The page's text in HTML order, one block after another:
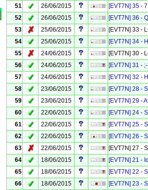
51
✓ 26/06/2015
[EVT7N] 35 -
52
✓ 26/06/2015
[EVT7N] 36 -
53
✗ 25/06/2015
[EVT7N] 33 -
54
✓ 25/06/2015
[EVT7N] 34 -
55
✗ 24/06/2015
[EVT7N] 30 -
56
✓ 24/06/2015
[EVT7N] 31 -
57
✓ 24/06/2015
[EVT7N] 32 -
58
✓ 23/06/2015
[EVT7N] 28 -
59
✓ 23/06/2015
[EVT7N] 29 -
60
✓ 22/06/2015
[EVT7N] 24 -
61
✓ 22/06/2015
[EVT7N] 25 -
62
✓ 22/06/2015
[EVT7N] 26 -
63
✗ 22/06/2015
[EVT7N] 27 -
64
✓ 18/06/2015
[EVT7N] 21 -
65
✓ 18/06/2015
[EVT7N] 22 -
66
✓ 18/06/2015
[EVT7N] 23 -